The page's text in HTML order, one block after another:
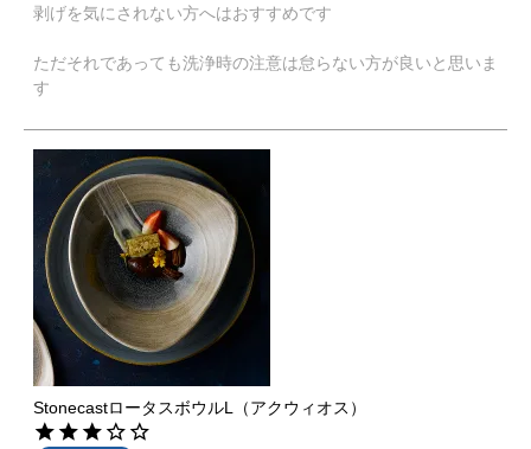
剥げを気にされない方へはおすすめです
ただそれであっても洗浄時の注意は怠らない方が良いと思いま
す
StonecastロータスボウルL（アクウィオス）